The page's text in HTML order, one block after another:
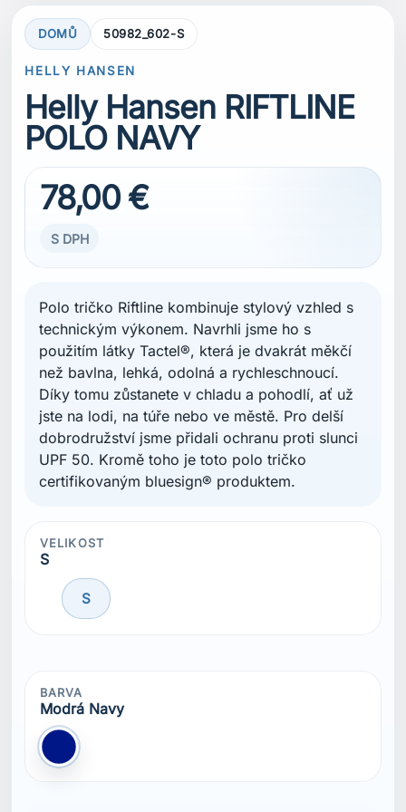
DOMŮ 50982_602-S
HELLY HANSEN
Helly Hansen RIFTLINE
POLO NAVY
78,00 €
S DPH
Polo tričko Riftline kombinuje stylový vzhled s
technickým výkonem. Navrhli jsme ho s
použitím látky Tactel®, která je dvakrát měkčí
než bavlna, lehká, odolná a rychleschnoucí.
Díky tomu zůstanete v chladu a pohodlí, ať už
jste na lodi, na túře nebo ve městě. Pro delší
dobrodružství jsme přidali ochranu proti slunci
UPF 50. Kromě toho je toto polo tričko
certifikovaným bluesign® produktem.
VELIKOST
S
S
BARVA
Modrá Navy
Modrá Navy